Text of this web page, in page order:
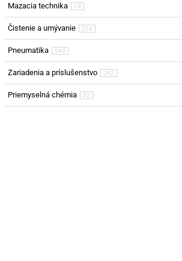
Mazacia technika 19
Čistenie a umývanie 224
Pneumatika 543
Zariadenia a príslušenstvo 262
Priemyselná chémia 32